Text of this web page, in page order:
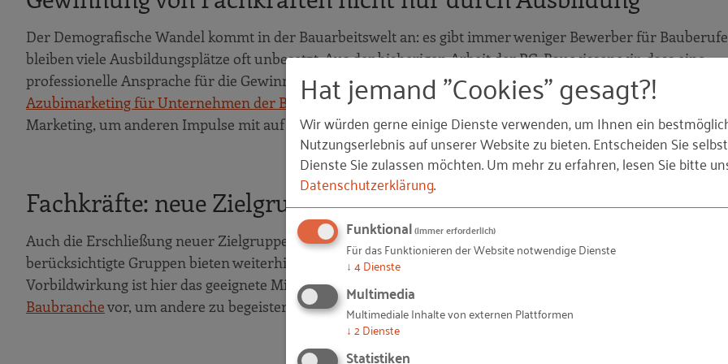
Der Demografische Wandel kommt in der Bauarbeitswelt an: es gibt immer weniger Bewerber für
bleiben viele Ausbildungsplätze oft unbesetzt. Aus der bisherigen Arbeit der RG-Bau wissen wir, dass eine
professionelle Ansprache für die Gewinnung von Auszubilden notwendig ist . In der RG-Bau-Publikation
Azubimarketing für Unternehmen der Bauwirtschaftberichten Unternehmen deshalb über erfolgreiches
Marketing, um anderen Impulse mit auf den Weg zu geben und zu motivieren.
Fachkräfte: neue Zielgruppen
Auch die Erschließung neuer Zielgruppen bleibt im Fokus. Insbesondere Frauen und andere bislang wenig
berücksichtigte Gruppen bieten weiterhin ungenutztes Potenzial und sollten noch gezielter angesprochen
Vorbildwirkung ist hier das geeignete Mittel zum Zweck. Die RG-Bau stellt deshalb weiter
Baubranchevor, um andere zu begeistern und zu gewinnen.
Hat jemand "Cookies" gesagt?!
Wir würden gerne einige Dienste verwenden, um Ihnen ein
Nutzungserlebnis auf unserer Website zu bieten. Entscheiden Sie
Dienste Sie zulassen möchten.Um mehr zu erfahren, lesen Sie bitte
Datenschutzerklärung.
Funktional(immer erforderlich)
Für das Funktionieren der Website notwendige Dienste
↓ 4Dienste
Multimedia
Multimediale Inhalte von externen Plattformen
↓ 2Dienste
Statistiken